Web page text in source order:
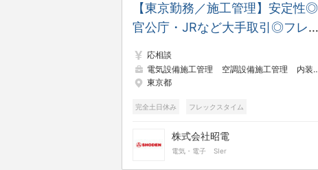
【東京勤務／施工管理】安定性◎
官公庁・JRなど大手取引◎フレ
／残業少なめ
応相談
電気設備施工管理
空調設備施工管理
内装施工管理
東京都
完全土日休み フレックスタイム
株式会社昭電
電気・電子 SIer